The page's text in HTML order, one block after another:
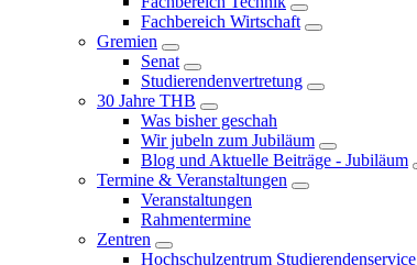
Fachbereich Wirtschaft
Gremien
Senat
Studierendenvertretung
30 Jahre THB
Was bisher geschah
Wir jubeln zum Jubiläum
Blog und Aktuelle Beiträge - Jubiläum
Termine & Veranstaltungen
Veranstaltungen
Rahmentermine
Zentren
Hochschulzentrum Studierendenservice